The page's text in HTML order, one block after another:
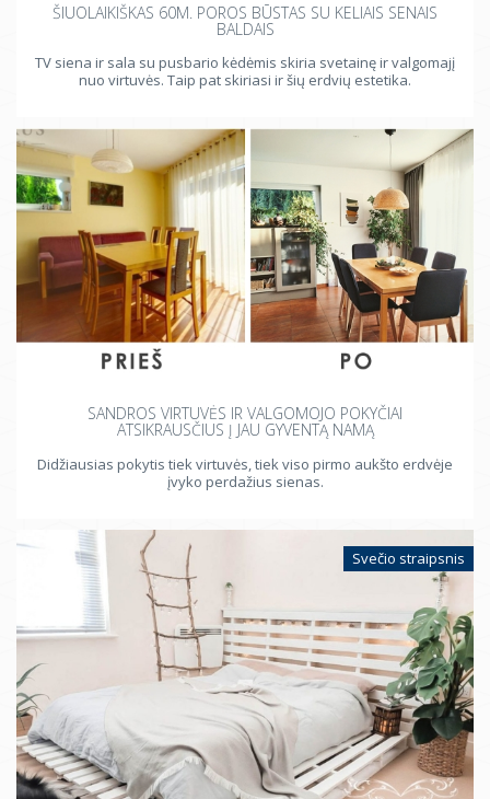
ŠIUOLAIKIŠKAS 60M. POROS BŪSTAS SU KELIAIS SENAIS
BALDAIS
TV siena ir sala su pusbario kėdėmis skiria svetainę ir valgomajį
nuo virtuvės. Taip pat skiriasi ir šių erdvių estetika.
SANDROS VIRTUVĖS IR VALGOMOJO POKYČIAI
ATSIKRAUSČIUS Į JAU GYVENTĄ NAMĄ
Didžiausias pokytis tiek virtuvės, tiek viso pirmo aukšto erdvėje
įvyko perdažius sienas.
Svečio straipsnis